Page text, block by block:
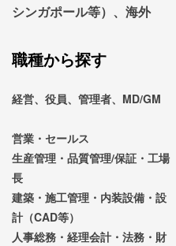
シンガポール等）、海外
職種から探す
経営、役員、管理者、MD/GM
営業・セールス
生産管理・品質管理/保証・工場
長
建築・施工管理・内装設備・設
計（CAD等）
人事総務・経理会計・法務・財